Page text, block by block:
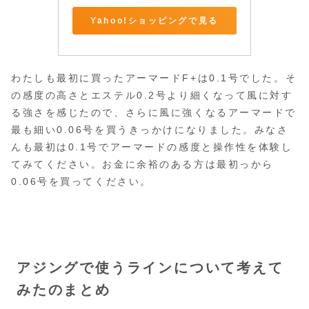
Yahoo!ショッピングで見る
わたしも最初に買ったアーマードF+は0.1号でした。そ
の感度の高さとエステル0.2号より細くなって風に対す
る強さを感じたので、さらに風に強くなるアーマードで
最も細い0.06号を買うきっかけになりました。みなさ
んも最初は0.1号でアーマードの感度と操作性を体験し
てみてください。お金に余裕のある方は最初っから
0.06号を買ってください。
アジングで使うラインについて考えて
みたのまとめ